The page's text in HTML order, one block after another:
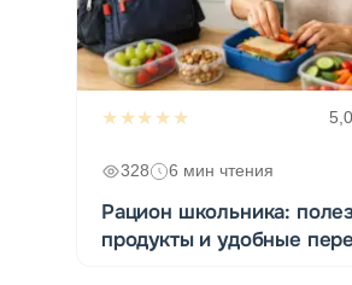
★★★★★
328 6 мин чтения
Рацион школьника:
продукты и удобные